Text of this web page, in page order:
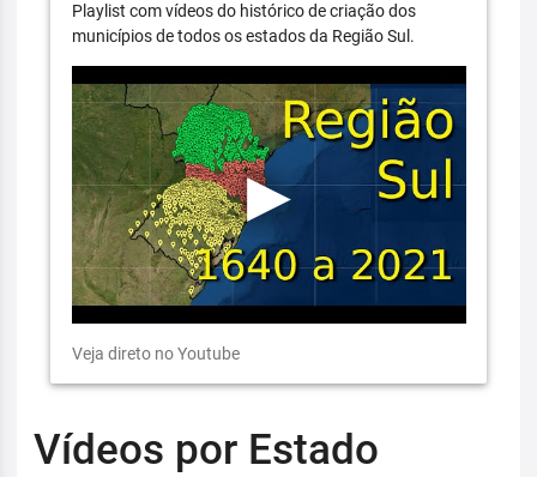
Playlist com vídeos do histórico de criação dos
municípios de todos os estados da Região Sul.
Veja direto no Youtube
Vídeos por Estado